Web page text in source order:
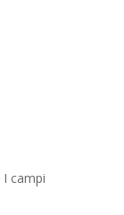
I campi